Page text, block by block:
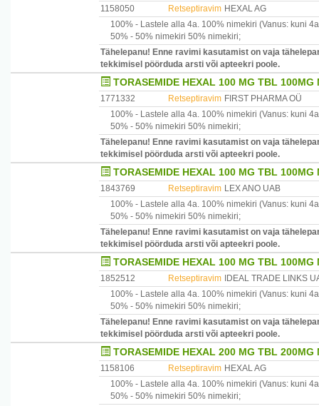
Tootja:Läti
Maaletooja:Paira AS,Pae 8,Tallinn ,tel.6002447,e-post
1158050 Retseptiravim HEXAL AG
100% - Lastele alla 4a. 100% nimekiri (Vanus: kuni
50% - 50% nimekiri 50% nimekiri;
Tähelepanu! Enne ravimi kasutamist on vaja
tekkimisel pöörduda arsti või apteekri poole.
TORASEMIDE HEXAL 100 MG TBL 100MG
1771332 Retseptiravim FIRST PHARMA OÜ
100% - Lastele alla 4a. 100% nimekiri (Vanus: kuni
50% - 50% nimekiri 50% nimekiri;
Tähelepanu! Enne ravimi kasutamist on vaja
tekkimisel pöörduda arsti või apteekri poole.
TORASEMIDE HEXAL 100 MG TBL 100MG
1843769 Retseptiravim LEX ANO UAB
100% - Lastele alla 4a. 100% nimekiri (Vanus: kuni
50% - 50% nimekiri 50% nimekiri;
Tähelepanu! Enne ravimi kasutamist on vaja
tekkimisel pöörduda arsti või apteekri poole.
TORASEMIDE HEXAL 100 MG TBL 100MG
1852512 Retseptiravim
IDEAL TRADE LINKS
100% - Lastele alla 4a. 100% nimekiri (Vanus: kuni
50% - 50% nimekiri 50% nimekiri;
Tähelepanu! Enne ravimi kasutamist on vaja
tekkimisel pöörduda arsti või apteekri poole.
TORASEMIDE HEXAL 200 MG TBL 200MG
1158106 Retseptiravim HEXAL AG
100% - Lastele alla 4a. 100% nimekiri (Vanus: kuni
50% - 50% nimekiri 50% nimekiri;